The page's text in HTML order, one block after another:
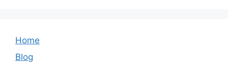
Home
Blog